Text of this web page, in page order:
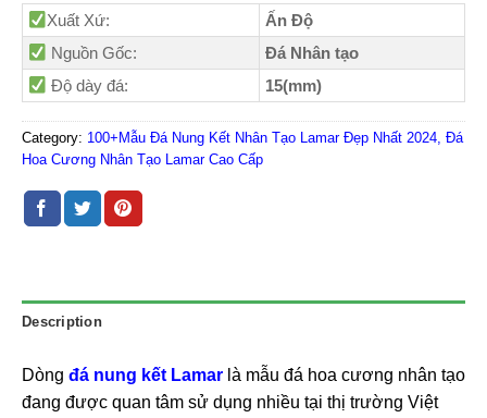
Xuất Xứ:
Ấn Độ
Nguồn Gốc:
Đá Nhân tạo
Độ dày đá:
15(mm)
Category: 100+Mẫu Đá Nung Kết Nhân Tạo Lamar Đẹp Nhất 2024, Đá
Hoa Cương Nhân Tạo Lamar Cao Cấp
Description
Dòng đá nung kết Lamar là mẫu đá hoa cương nhân tạo
đang được quan tâm sử dụng nhiều tại thị trường Việt